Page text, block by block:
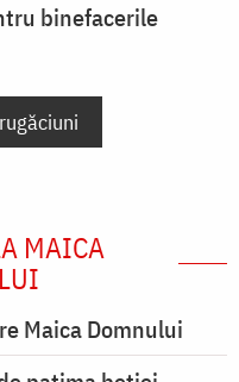
binefacerile
MAICA
Maica Domnului